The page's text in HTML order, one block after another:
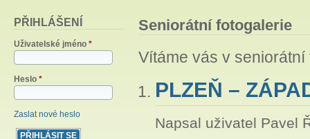
PŘIHLÁŠENÍ
Uživatelské jméno *
Heslo *
Zaslat nové heslo
Seniorátní fotogalerie
Vítáme vás v
PLZEŇ –
Napsal uživatel Pavel